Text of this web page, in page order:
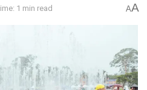
1 min read AA